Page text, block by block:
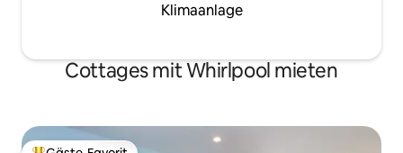
Klimaanlage
Cottages mit Whirlpool mieten